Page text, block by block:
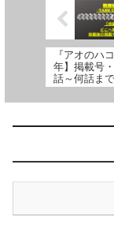
『アオのハ
年】掲載号
話～何話ま